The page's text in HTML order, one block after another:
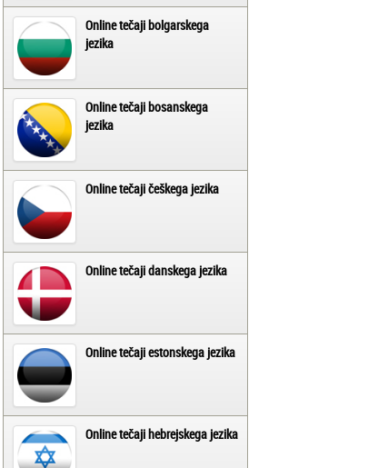
Online tečaji bolgarskega
jezika
Online tečaji bosanskega
jezika
Online tečaji češkega jezika
Online tečaji danskega jezika
Online tečaji estonskega jezika
Online tečaji hebrejskega jezika